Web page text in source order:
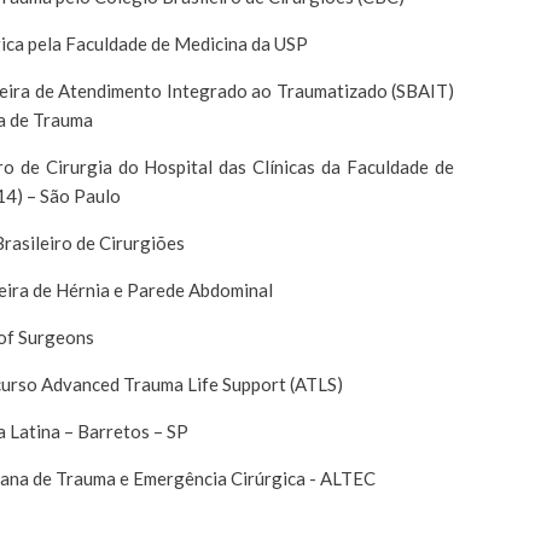
pela Faculdade de Medicina da USP
de Atendimento Integrado ao Traumatizado (SBAIT)
de Trauma
de Cirurgia do Hospital das Clínicas da Faculdade de
– São Paulo
de Cirurgiões
de Hérnia e Parede Abdominal
Surgeons
Advanced Trauma Life Support (ATLS)
– Barretos – SP
de Trauma e Emergência Cirúrgica - ALTEC